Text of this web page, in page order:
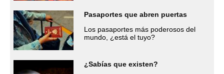
Pasaportes que abren puertas
Los pasaportes más poderosos del
mundo, ¿está el tuyo?
¿Sabías que existen?